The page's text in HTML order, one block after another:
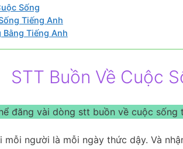
Sống
Tiếng Anh
Bằng Tiếng Anh
STT Buồn Về Cuộc
đăng vài dòng stt buồn về cuộc sống
người là mỗi ngày thức dậy. Và